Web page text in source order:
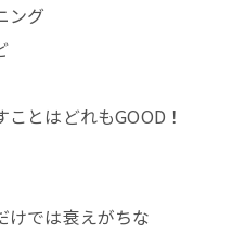
ング
とはどれもGOOD！
けでは衰えがちな